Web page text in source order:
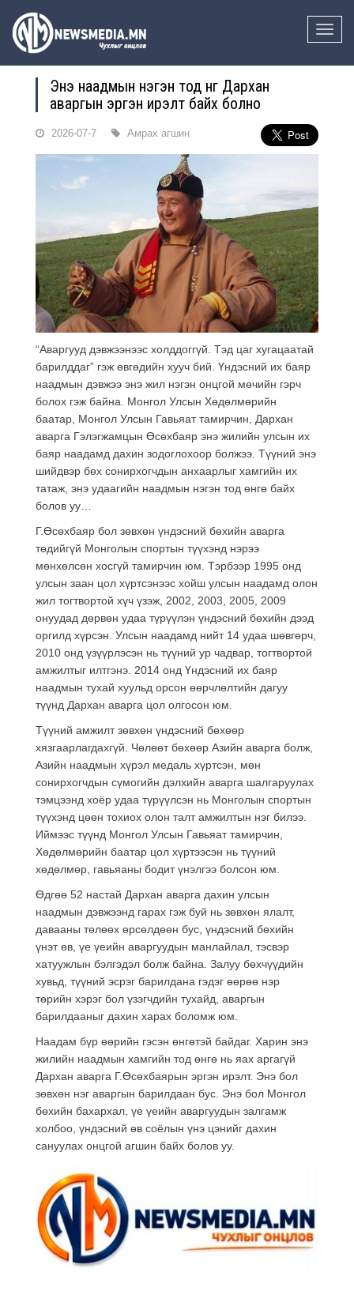
Toggle
Энэ наадмын нэгэн тод өнгө Дархан
аваргын эргэн ирэлт байх болно
2026-07-7 Амрах агшин
“Аваргууд дэвжээнээс холддоггүй. Тэд цаг хугацаатай
барилддаг” гэж өвгөдийн хууч бий. Үндэсний их баяр
наадмын дэвжээ энэ жил нэгэн онцгой мөчийн гэрч
болох гэж байна. Монгол Улсын Хөдөлмөрийн
баатар, Монгол Улсын Гавьяат тамирчин, Дархан
аварга Гэлэгжамцын Өсөхбаяр энэ жилийн улсын их
баяр наадамд дахин зодоглохоор болжээ. Түүний энэ
шийдвэр бөх сонирхогчдын анхаарлыг хамгийн их
татаж, энэ удаагийн наадмын нэгэн тод өнгө байх
болов уу…
Г.Өсөхбаяр бол зөвхөн үндэсний бөхийн аварга
төдийгүй Монголын спортын түүхэнд нэрээ
мөнхөлсөн хосгүй тамирчин юм. Тэрбээр 1995 онд
улсын заан цол хүртсэнээс хойш улсын наадамд олон
жил тогтвортой хүч үзэж, 2002, 2003, 2005, 2009
онуудад дөрвөн удаа түрүүлэн үндэсний бөхийн дээд
оргилд хүрсэн. Улсын наадамд нийт 14 удаа шөвгөрч,
2010 онд үзүүрлэсэн нь түүний ур чадвар, тогтвортой
амжилтыг илтгэнэ. 2014 онд Үндэсний их баяр
наадмын тухай хуульд орсон өөрчлөлтийн дагуу
түүнд Дархан аварга цол олгосон юм.
Түүний амжилт зөвхөн үндэсний бөхөөр
хязгаарлагдахгүй. Чөлөөт бөхөөр Азийн аварга болж,
Азийн наадмын хүрэл медаль хүртсэн, мөн
сонирхогчдын сүмогийн дэлхийн аварга шалгаруулах
тэмцээнд хоёр удаа түрүүлсэн нь Монголын спортын
түүхэнд цөөн тохиох олон талт амжилтын нэг билээ.
Иймээс түүнд Монгол Улсын Гавьяат тамирчин,
Хөдөлмөрийн баатар цол хүртээсэн нь түүний
хөдөлмөр, гавьяаны бодит үнэлгээ болсон юм.
Өдгөө 52 настай Дархан аварга дахин улсын
наадмын дэвжээнд гарах гэж буй нь зөвхөн ялалт,
давааны төлөөх өрсөлдөөн бус, үндэсний бөхийн
үнэт өв, үе үеийн аваргуудын манлайлал, тэсвэр
хатуужлын бэлгэдэл болж байна. Залуу бөхчүүдийн
хувьд, түүний эсрэг барилдана гэдэг өөрөө нэр
төрийн хэрэг бол үзэгчдийн тухайд, аваргын
барилдааныг дахин харах боломж юм.
Наадам бүр өөрийн гэсэн өнгөтэй байдаг. Харин энэ
жилийн наадмын хамгийн тод өнгө нь яах аргагүй
Дархан аварга Г.Өсөхбаярын эргэн ирэлт. Энэ бол
зөвхөн нэг аваргын барилдаан бус. Энэ бол Монгол
бөхийн бахархал, үе үеийн аваргуудын залгамж
холбоо, үндэсний өв соёлын үнэ цэнийг дахин
сануулах онцгой агшин байх болов уу.